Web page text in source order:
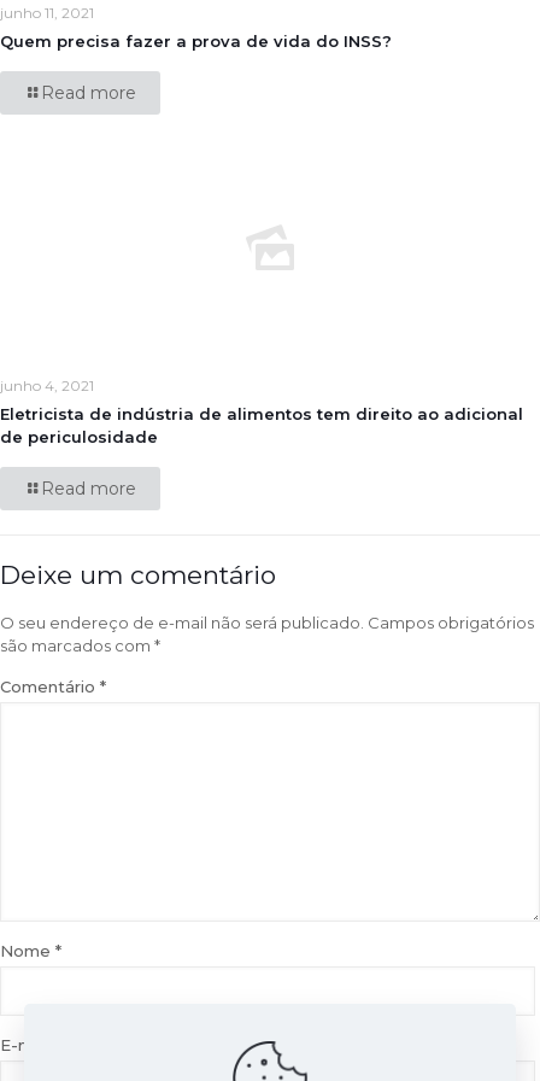
junho 11, 2021
Quem precisa fazer a prova de vida do INSS?
Read more
junho 4, 2021
Eletricista de indústria de alimentos tem direito ao adicional
de periculosidade
Read more
Deixe um comentário
O seu endereço de e-mail não será publicado. Campos obrigatórios
são marcados com *
Comentário *
Nome *
E-mail